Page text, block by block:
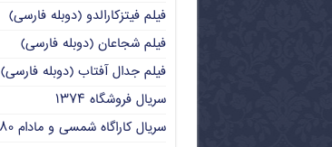
فیلم فیتزکارالدو (دوبله فارسی)
فیلم شجاعان (دوبله فارسی)
فیلم جدال آفتاب (دوبله فارسی)
سریال فروشگاه ۱۳۷۴
سریال کاراگاه شمسی و مادام ۱۳۸۰